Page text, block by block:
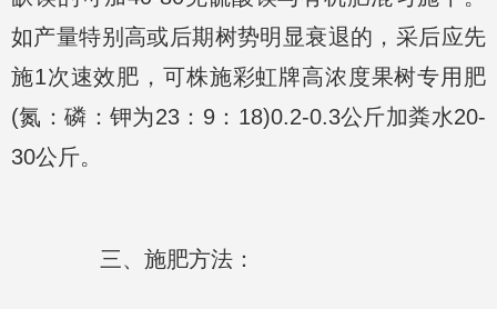
如产量特别高或后期树势明显衰退的，采后应先
施1次速效肥，可株施彩虹牌高浓度果树专用肥
(氮：磷：钾为23：9：18)0.2-0.3公斤加粪水20-
30公斤。
三、施肥方法：